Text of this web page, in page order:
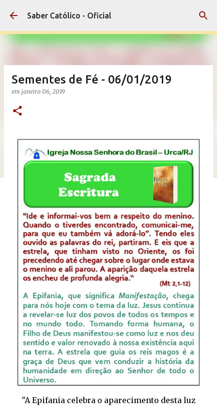
Pular para o conteúdo principal
Saber Católico - Oficial
Sementes de Fé - 06/01/2019
em janeiro 06, 2019
"A Epifania celebra o aparecimento desta luz